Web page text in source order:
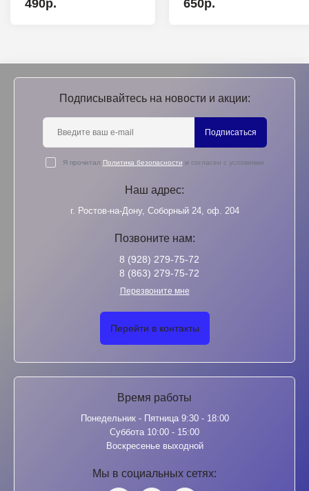
490р. 650р.
Подписывайтесь на новости и акции:
Подписаться
Я прочитал Политика безопасности и согласен с условиями
Наш адрес:
г. Ростов-на-Дону, Соборный 24, оф. 204
Позвоните нам:
8 (928) 279-75-72
8 (863) 279-75-72
Перезвоните мне
Перейти в контакты
Время работы
Понедельник - Пятница 9:30 - 18:00
Суббота 10:00 - 15:00
Воскресенье выходной
Мы в социальных сетях: